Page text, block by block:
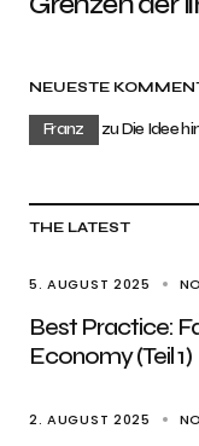
NEUESTE
Franz zuDie Idee
THE LATEST
5. AUGUST 2025
Best Practice:
Economy (Teil 1)
2. AUGUST 2025